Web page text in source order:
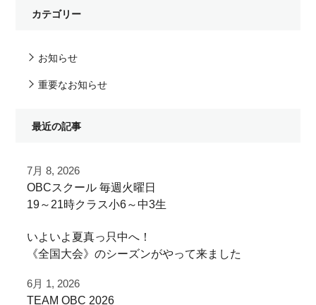
カテゴリー
お知らせ
重要なお知らせ
最近の記事
7月 8, 2026
OBCスクール⁡ 毎週火曜日
19～21時クラス小6～中3生
守備やバッティングなど
軟式・硬式・女子選手も大歓迎です！
いよいよ夏真っ只中へ！
《全国大会》のシーズンがやって来ました
オードヴィーボールパークは
6月 1, 2026
TEAM OBC 2026